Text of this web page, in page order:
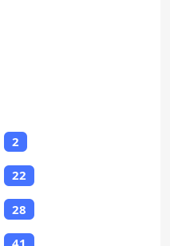
2
22
28
41